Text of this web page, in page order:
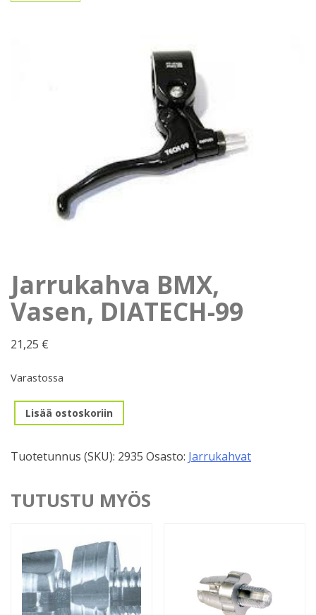
Jarrukahva BMX,
Vasen, DIATECH-99
21,25 €
Varastossa
Jarrukahva
BMX,
DIATECH-
määrä
Lisää ostoskoriin
Tuotetunnus (SKU): 2935 Osasto: Jarrukahvat
TUTUSTU MYÖS